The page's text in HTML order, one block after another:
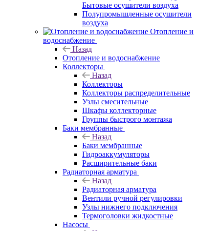
Бытовые осушители воздуха
Полупромышленные осушители
воздуха
Отопление и
водоснабжение
Назад
Отопление и водоснабжение
Коллекторы
Назад
Коллекторы
Коллекторы распределительные
Узлы смесительные
Шкафы коллекторные
Группы быстрого монтажа
Баки мембранные
Назад
Баки мембранные
Гидроаккумуляторы
Расширительные баки
Радиаторная арматура
Назад
Радиаторная арматура
Вентили ручной регулировки
Узлы нижнего подключения
Термоголовки жидкостные
Насосы